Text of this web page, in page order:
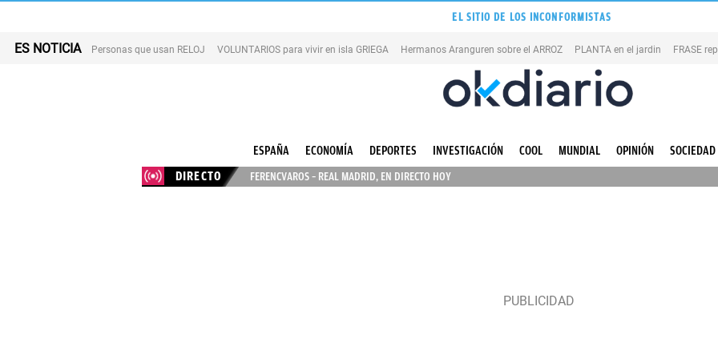
EL SITIO DE LOS INCONFORMISTAS
ES NOTICIA Personas que usan RELOJ VOLUNTARIOS para vivir en isla GRIEGA Hermanos Aranguren sobre el ARROZ PLANTA en el jardin FRASE
ESPAÑA ECONOMÍA DEPORTES INVESTIGACIÓN COOL MUNDIAL OPINIÓN SOCIEDAD
DIRECTO
FERENCVAROS – REAL MADRID, EN DIRECTO HOY